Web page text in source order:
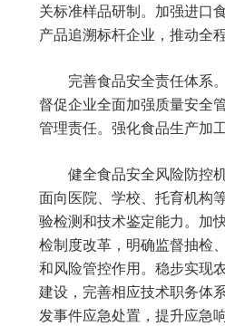
关标准样品研制。加强进口
产品追溯标杆企业，推动全
完善食品安全责任体系
督促企业全面加强质量安全
管理责任。强化食品生产加
健全食品安全风险防控
面向医院、学校、托育机构
验检测和技术鉴定能力。加
检制度改革，明确监督抽检
和风险管控作用。稳步实现
建设，完善相应技术职务体
发事件应急处置，提升应急